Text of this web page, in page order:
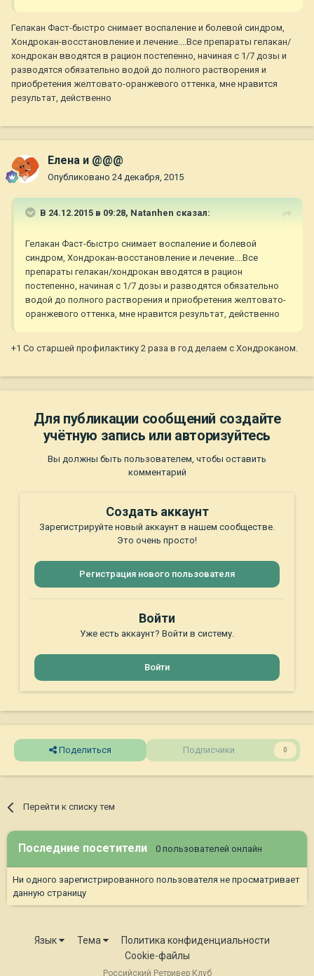
Гелакан Фаст-быстро снимает воспаление и болевой синдром,
Хондрокан-восстановление и лечение....Все препараты гелакан/
хондрокан вводятся в рацион постепенно, начиная с 1/7 дозы и
разводятся обязательно водой до полного растворения и
приобретения желтовато-оранжевого оттенка, мне нравится
результат, действенно
Елена и @@@
Опубликовано 24 декабря, 2015
В 24.12.2015 в 09:28, Natanhen сказал:
Гелакан Фаст-быстро снимает воспаление и болевой
синдром, Хондрокан-восстановление и лечение....Все
препараты гелакан/хондрокан вводятся в рацион
постепенно, начиная с 1/7 дозы и разводятся обязательно
водой до полного растворения и приобретения желтовато-
оранжевого оттенка, мне нравится результат, действенно
+1 Со старшей профилактику 2 раза в год делаем с Хондроканом.
Для публикации сообщений создайте
учётную запись или авторизуйтесь
Вы должны быть пользователем, чтобы оставить
комментарий
Создать аккаунт
Зарегистрируйте новый аккаунт в нашем сообществе.
Это очень просто!
Регистрация нового пользователя
Войти
Уже есть аккаунт? Войти в систему.
Войти
Поделиться Подписчики 0
Перейти к списку тем
Последние посетители 0 пользователей онлайн
Ни одного зарегистрированного пользователя не просматривает
данную страницу
Язык Тема
Политика конфиденциальности
Cookie-файлы
Российский Ретривер Клуб